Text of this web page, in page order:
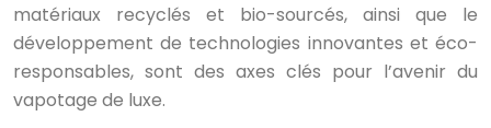
matériaux recyclés et bio-sourcés, ainsi que le
développement de technologies innovantes et éco-
responsables, sont des axes clés pour l’avenir du
vapotage de luxe.